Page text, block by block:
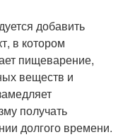
добавить
в котором
пищеварение,
веществ и
получать
долгого времени.